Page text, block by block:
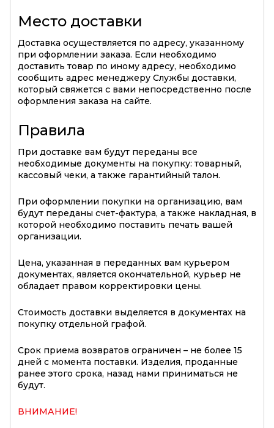
Место доставки
Доставка осуществляется по адресу, указанному
при оформлении заказа. Если необходимо
доставить товар по иному адресу, необходимо
сообщить адрес менеджеру Службы доставки,
который свяжется с вами непосредственно после
оформления заказа на сайте.
Правила
При доставке вам будут переданы все
необходимые документы на покупку: товарный,
кассовый чеки, а также гарантийный талон.
При оформлении покупки на организацию, вам
будут переданы счет-фактура, а также накладная, в
которой необходимо поставить печать вашей
организации.
Цена, указанная в переданных вам курьером
документах, является окончательной, курьер не
обладает правом корректировки цены.
Стоимость доставки выделяется в документах на
покупку отдельной графой.
Срок приема возвратов ограничен – не более 15
дней с момента поставки. Изделия, проданные
ранее этого срока, назад нами приниматься не
будут.
ВНИМАНИЕ!